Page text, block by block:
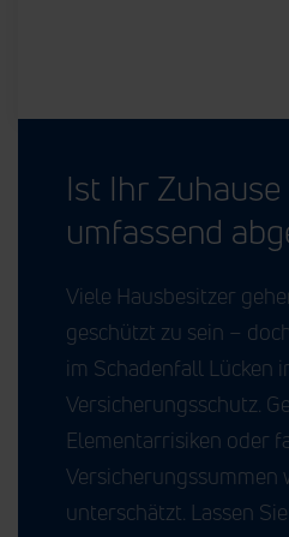
Ist Ihr
umfassend
Viele Hausbesitzer
geschützt zu sein –
im Schadenfall Lücken
Versicherungsschutz.
Elementarrisiken oder
Versicherungssummen
unterschätzt. Lassen